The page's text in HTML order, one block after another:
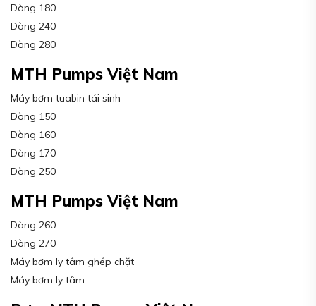
Dòng 180
Dòng 240
Dòng 280
MTH Pumps Việt Nam
Máy bơm tuabin tái sinh
Dòng 150
Dòng 160
Dòng 170
Dòng 250
MTH Pumps Việt Nam
Dòng 260
Dòng 270
Máy bơm ly tâm ghép chặt
Máy bơm ly tâm